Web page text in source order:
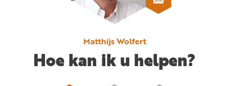
Matthijs Wolfert
Hoe kan ik u helpen?